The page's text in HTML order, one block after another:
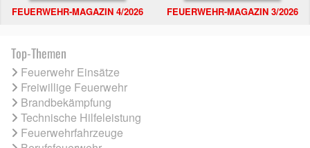
FEUERWEHR-MAGAZIN 4/2026 FEUERWEHR-MAGAZIN 3/2026
Top-Themen
Feuerwehr Einsätze
Freiwillige Feuerwehr
Brandbekämpfung
Technische Hilfeleistung
Feuerwehrfahrzeuge